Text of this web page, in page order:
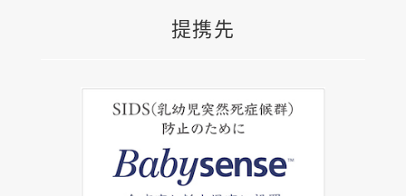
提携先